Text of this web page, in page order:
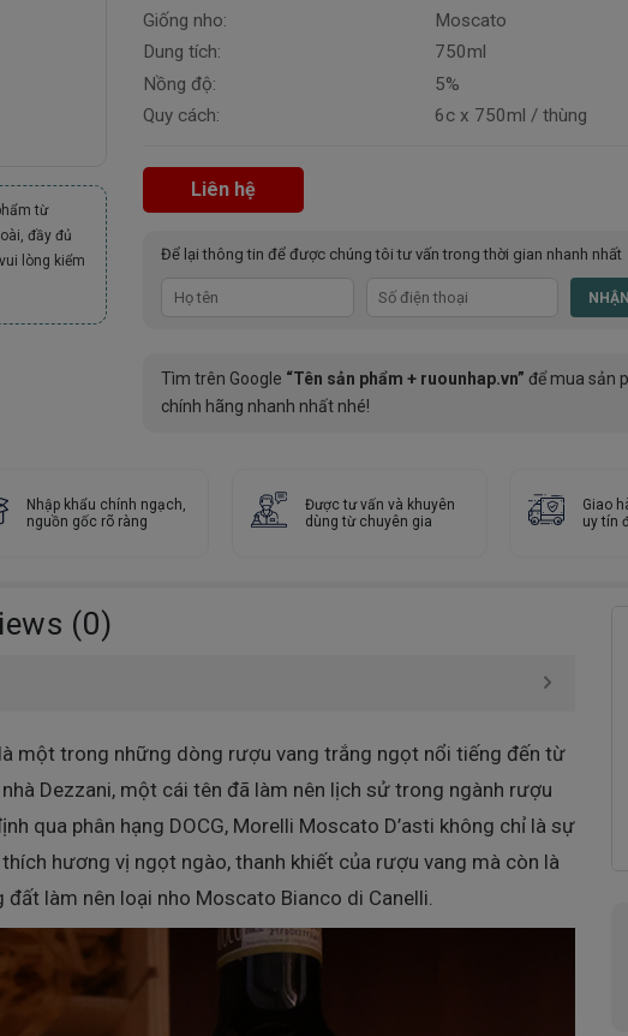
từ
đầy đủ
lòng kiểm
Giống nho:
Dung tích:
Nồng độ:
Quy cách:
Moscato
750ml
5%
6c x 750ml / thùng
Liên hệ
Để lại thông tin để được chúng tôi tư vấn trong thời gian nhanh nhất
Tìm trên Google “Tên sản phẩm + ruounhap.vn” để mua sản
chính hãng nhanh nhất nhé!
Nhập khẩu chính ngạch,
nguồn gốc rõ ràng
Được tư vấn và khuyên
dùng từ chuyên gia
Giao
uy tín
(0)
là một trong những dòng rượu vang trắng ngọt nổi tiếng đến từ
Dezzani, một cái tên đã làm nên lịch sử trong ngành rượu
qua phân hạng DOCG, Morelli Moscato D’asti không chỉ là sự
hương vị ngọt ngào, thanh khiết của rượu vang mà còn là
làm nên loại nho Moscato Bianco di Canelli.